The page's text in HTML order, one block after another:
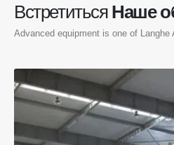
Встретиться Наше
Advanced equipment is one of Langhe